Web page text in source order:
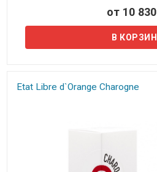
от 10 830
Etat Libre d`Orange Charogne